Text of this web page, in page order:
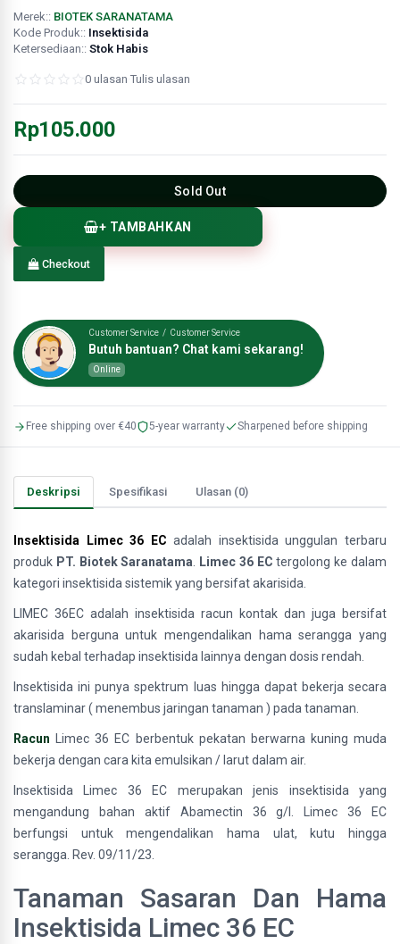
Merek:: BIOTEK SARANATAMA
Kode Produk:: Insektisida
Ketersediaan:: Stok Habis
0 ulasan Tulis ulasan
Rp105.000
Sold Out
+ TAMBAHKAN
Checkout
Customer Service / Customer Service
Butuh bantuan? Chat kami sekarang!
Online
Free shipping over €40 5-year warranty Sharpened before shipping
Deskripsi Spesifikasi Ulasan (0)
Insektisida Limec 36 EC adalah insektisida unggulan terbaru
produk PT. Biotek Saranatama Limec 36 EC tergolong ke dalam
kategori insektisida sistemik yang bersifat akarisida.
LIMEC 36EC adalah insektisida racun kontak dan juga bersifat
akarisida berguna untuk mengendalikan hama serangga yang
sudah kebal terhadap insektisida lainnya dengan dosis rendah.
Insektisida ini punya spektrum luas hingga dapat bekerja secara
translaminar ( menembus jaringan tanaman ) pada tanaman.
Racun Limec 36 EC berbentuk pekatan berwarna kuning muda
bekerja dengan cara kita emulsikan / larut dalam air.
Insektisida Limec 36 EC merupakan jenis insektisida yang
mengandung bahan aktif Abamectin 36 g/l. Limec 36 EC
berfungsi untuk mengendalikan hama ulat, kutu hingga
serangga. Rev. 09/11/23.
Tanaman Sasaran Dan Hama
Insektisida Limec 36 EC